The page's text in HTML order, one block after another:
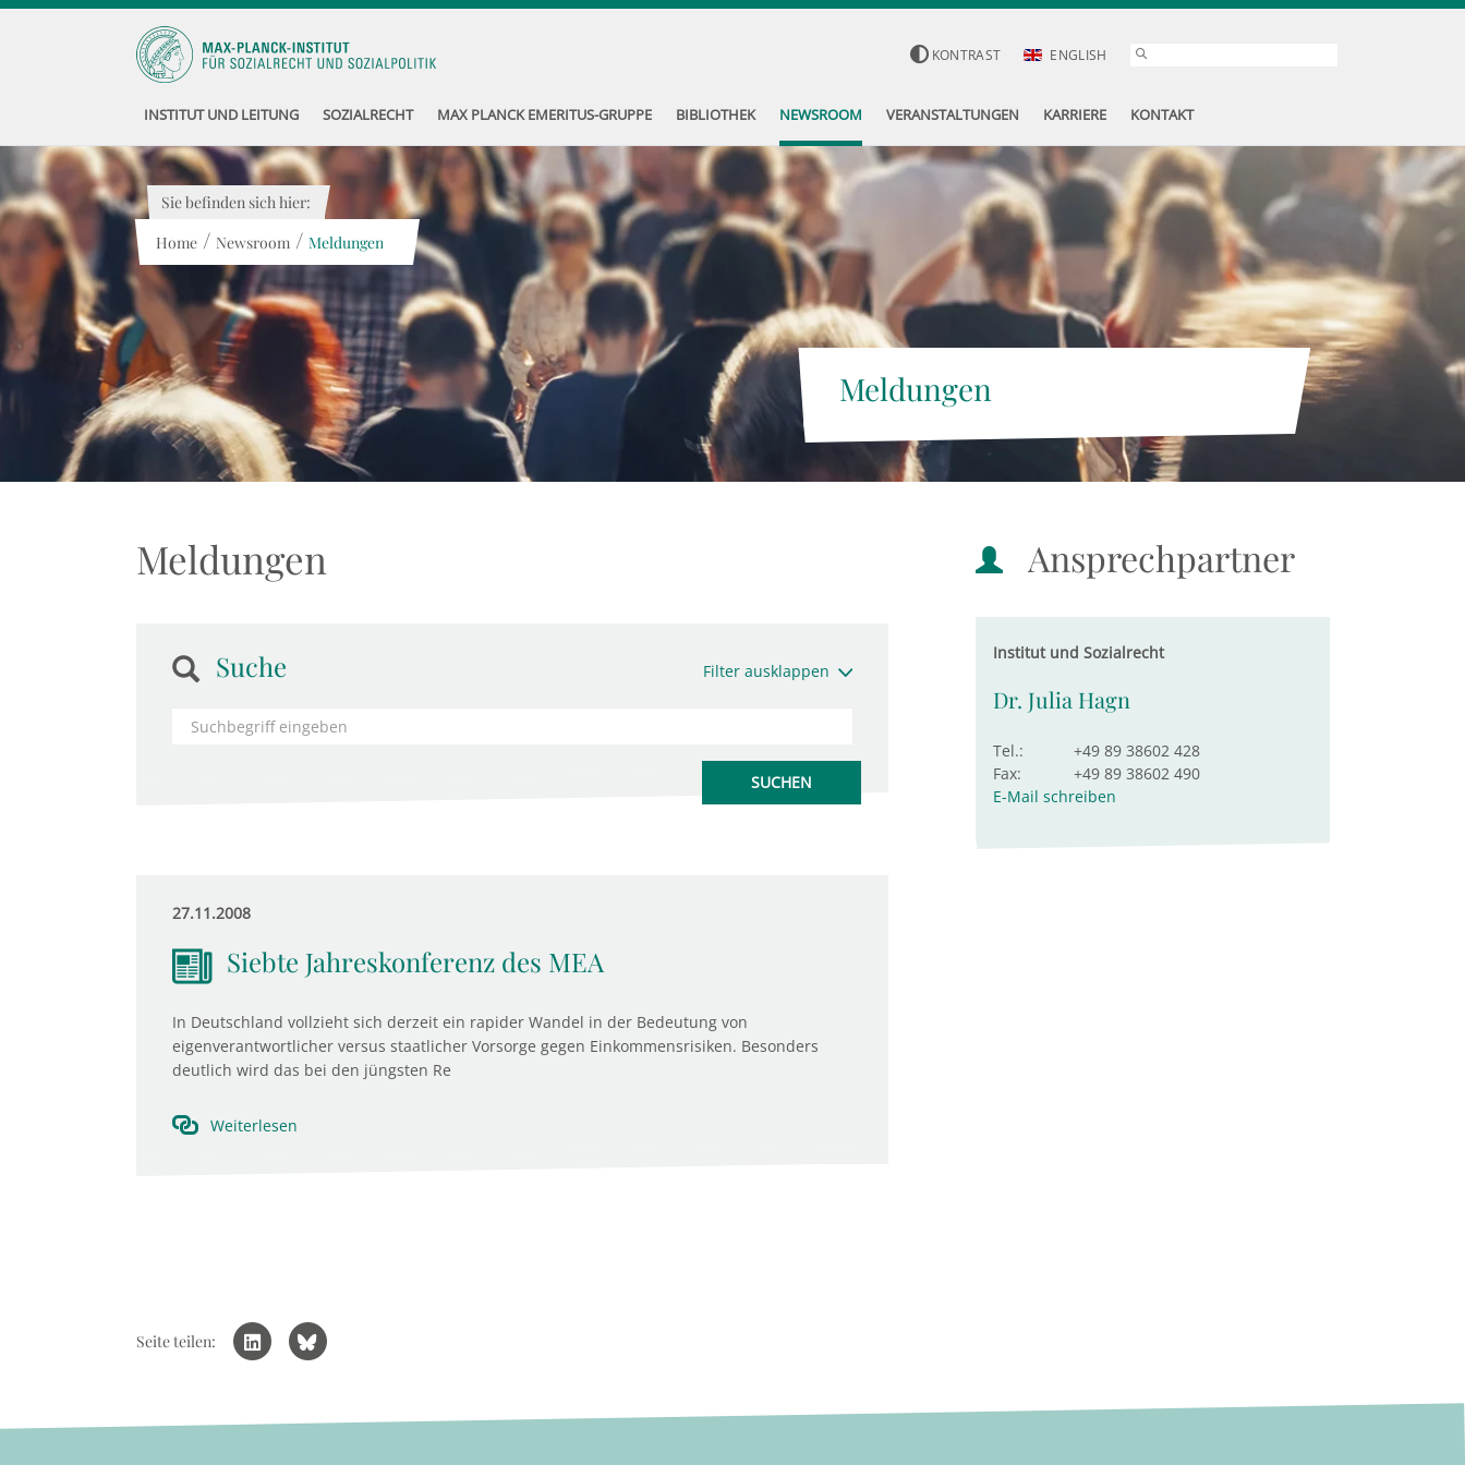
KONTRAST ENGLISH
INSTITUT UND LEITUNG SOZIALRECHT MAX PLANCK EMERITUS-GRUPPE BIBLIOTHEK NEWSROOM VERANSTALTUNGEN KARRIERE KONTAKT
Meldungen
Sie befinden sich hier:
Home / Newsroom / Meldungen
Meldungen
Suche Filter ausklappen
27.11.2008
Siebte Jahreskonferenz des MEA
In Deutschland vollzieht sich derzeit ein rapider Wandel in der Bedeutung von
eigenverantwortlicher versus staatlicher Vorsorge gegen Einkommensrisiken. Besonders
deutlich wird das bei den jüngsten Re
Weiterlesen
Ansprechpartner
Institut und Sozialrecht
Dr. Julia Hagn
Tel.:
+49 89 38602 428
Fax:
+49 89 38602 490
E-Mail schreiben
Seite teilen: